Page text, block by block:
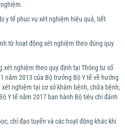
y tế phục vụ xét nghiệm hiệu quả, tiết
từ hoạt động xét nghiệm theo đúng quy
xét nghiệm theo quy định tại Thông tư số
năm 2013 của Bộ trưởng Bộ Y tế về hướng
nghiệm tại cơ sở khám bệnh, chữa bệnh;
Y tế năm 2017 ban hành Bộ tiêu chí đánh
chỉ đạo tuyến và các hoạt động khác khi